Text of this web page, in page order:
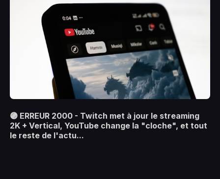
🟣 ERREUR 2000 - Twitch met à jour le streaming
2K + Vertical, YouTube change la "cloche", et tout
le reste de l'actu...